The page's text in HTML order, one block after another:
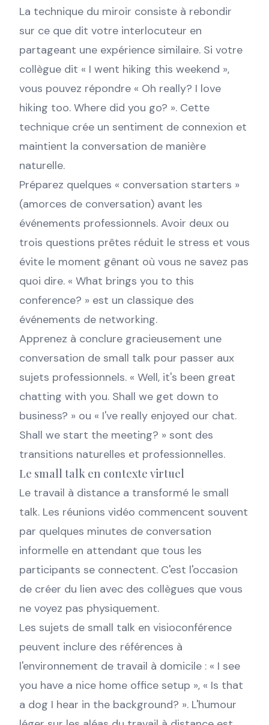
La technique du miroir consiste à rebondir
sur ce que dit votre interlocuteur en
partageant une expérience similaire. Si votre
collègue dit « I went hiking this weekend »,
vous pouvez répondre « Oh really? I love
hiking too. Where did you go? ». Cette
technique crée un sentiment de connexion et
maintient la conversation de manière
naturelle.
Préparez quelques « conversation starters »
(amorces de conversation) avant les
événements professionnels. Avoir deux ou
trois questions prêtes réduit le stress et vous
évite le moment gênant où vous ne savez pas
quoi dire. « What brings you to this
conference? » est un classique des
événements de networking.
Apprenez à conclure gracieusement une
conversation de small talk pour passer aux
sujets professionnels. « Well, it's been great
chatting with you. Shall we get down to
business? » ou « I've really enjoyed our chat.
Shall we start the meeting? » sont des
transitions naturelles et professionnelles.
Le small talk en contexte virtuel
Le travail à distance a transformé le small
talk. Les réunions vidéo commencent souvent
par quelques minutes de conversation
informelle en attendant que tous les
participants se connectent. C'est l'occasion
de créer du lien avec des collègues que vous
ne voyez pas physiquement.
Les sujets de small talk en visioconférence
peuvent inclure des références à
l'environnement de travail à domicile : « I see
you have a nice home office setup », « Is that
a dog I hear in the background? ». L'humour